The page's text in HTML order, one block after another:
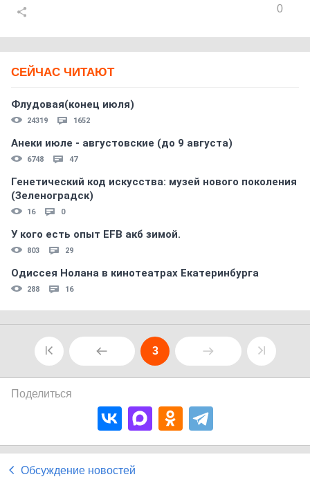
0
СЕЙЧАС ЧИТАЮТ
Флудовая(конец июля)
24319 1652
Анеки июле - августовские (до 9 августа)
6748 47
Генетический код искусства: музей нового поколения
(Зеленоградск)
16 0
У кого есть опыт EFB акб зимой.
803 29
Одиссея Нолана в кинотеатрах Екатеринбурга
288 16
3
Поделиться
Обсуждение новостей